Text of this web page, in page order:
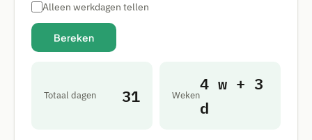
Alleen werkdagen tellen
Bereken
Totaal dagen 31 Weken4 w + 3
d